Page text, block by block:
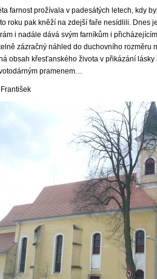
farnost prožívala v padesátých letech, kdy
roku pak kněží na zdejší faře nesídlili. Dnes
i nadále dává svým farníkům i
zázračný náhled do duchovního rozměru
obsah křesťanského života v přikázání
pramenem…